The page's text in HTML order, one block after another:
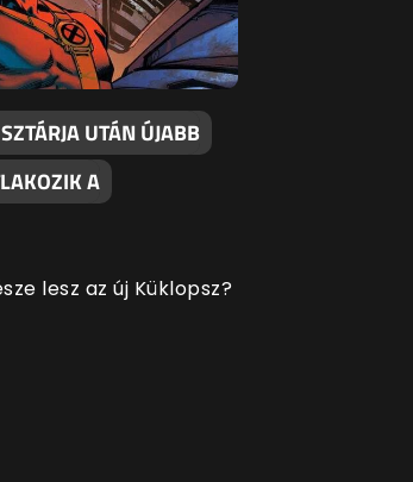
UTÁN ÚJABB
A
lesz az új Küklopsz?